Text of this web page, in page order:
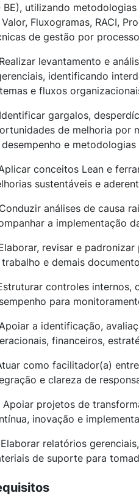
BE), utilizando
Fluxogramas, RACI,
de gestão por
levantamento e
identificando
e fluxos
gargalos,
de melhoria por
e
conceitos Lean e
sustentáveis e
análises de causa
a implementação
revisar e
e demais
controles internos,
para
a identificação,
financeiros,
como facilitador(a)
e clareza de
Apoiar projetos de
inovação e
Elaborar relatórios
de suporte para